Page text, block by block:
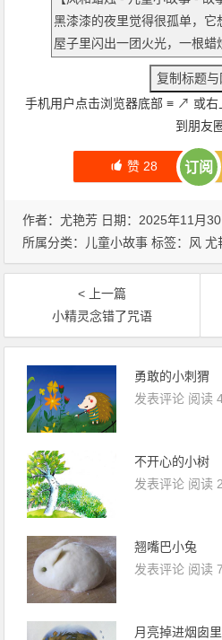
手机用户点击浏览器底部 ≡ ↗ 或右
到朋友
赞 28 订阅
作者：尤艳芳 日期：2025年11月30
所属分类： 儿童小故事 标签： 风 尤
< 上一篇
小精灵念错了咒语
勇敢的小刺猬
发表评论 阅读
不开心的小树
发表评论 阅读
翘嘴巴小兔
发表评论 阅读
月亮掉进烟囱里